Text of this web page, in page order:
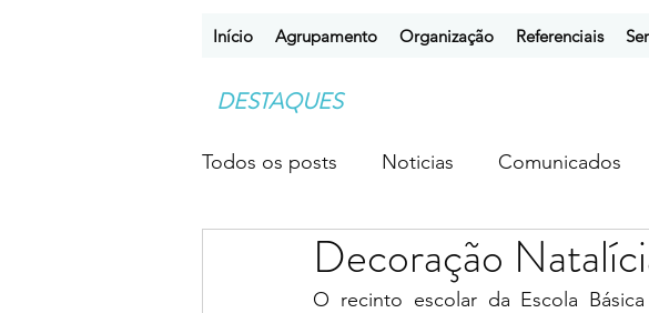
Início Agrupamento Organização Referenciais
DESTAQUES
Todos os posts Noticias Comunicados
Desporto Escolar Clubes ebem
Decoração
O recinto escolar da Escola